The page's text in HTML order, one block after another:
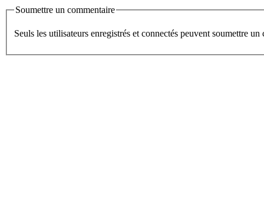
Soumettre un commentaire
Seuls les utilisateurs enregistrés et connectés peuvent soumettre un